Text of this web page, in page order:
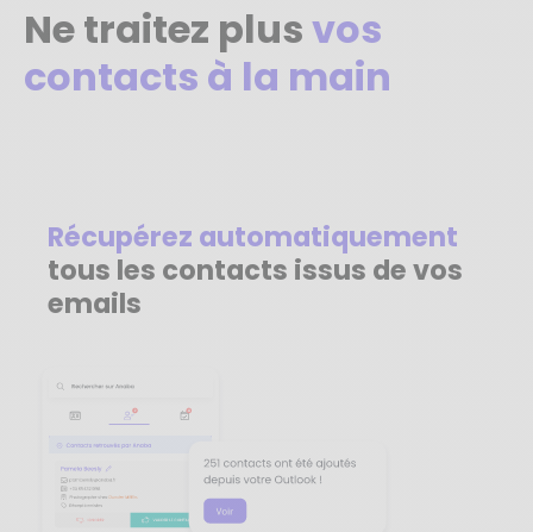
Ne traitez plusvos
contacts à la main
Récupérez automatiquement
tous les contacts issus de vos
emails